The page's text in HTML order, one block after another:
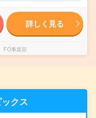
詳しく見る
FO事業部
ックス